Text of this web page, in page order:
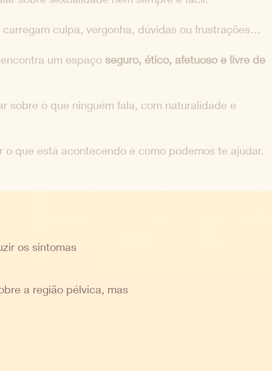
culpa, vergonha, dúvidas ou frustrações…
um espaço seguro, ético, afetuoso e livre de
sobre o que ninguém fala, com naturalidade e
o que está acontecendo e como podemos te ajudar.
os sintomas
a região pélvica, mas